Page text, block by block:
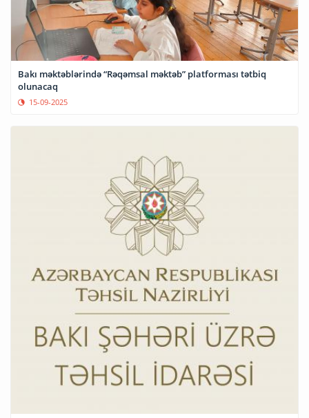
Bakı məktəblərində “Rəqəmsal məktəb” platforması tətbiq
olunacaq
15-09-2025